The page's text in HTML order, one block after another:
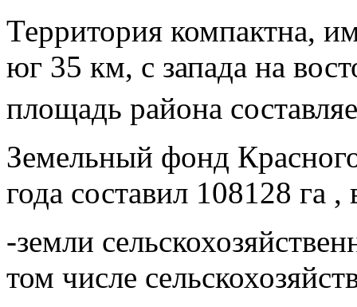
Территория компактна,
юг 35 км, с запада на
площадь района
Земельный фонд
года составил 108128 га ,
-земли
том числе